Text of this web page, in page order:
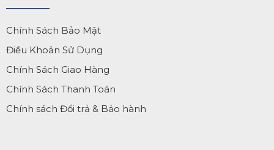
Chính Sách Bảo Mật
Điều Khoản Sử Dụng
Chính Sách Giao Hàng
Chính Sách Thanh Toán
Chính sách Đổi trả & Bảo hành